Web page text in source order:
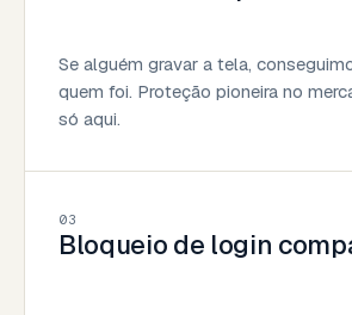
Se alguém gravar a tela,
quem foi. Proteção pioneira no
só aqui.
03
Bloqueio de login